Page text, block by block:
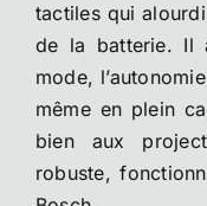
tactiles qui
de la batterie. Il
mode,
même en plein
bien aux
robuste,